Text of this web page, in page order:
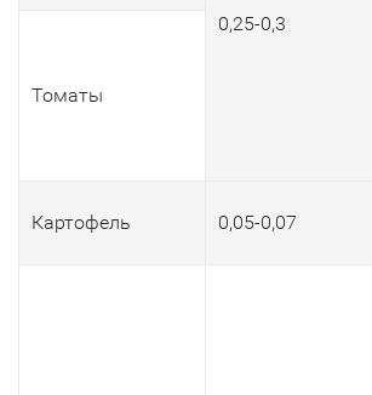
0,25-0,3
Томаты
Картофель 0,05-0,07